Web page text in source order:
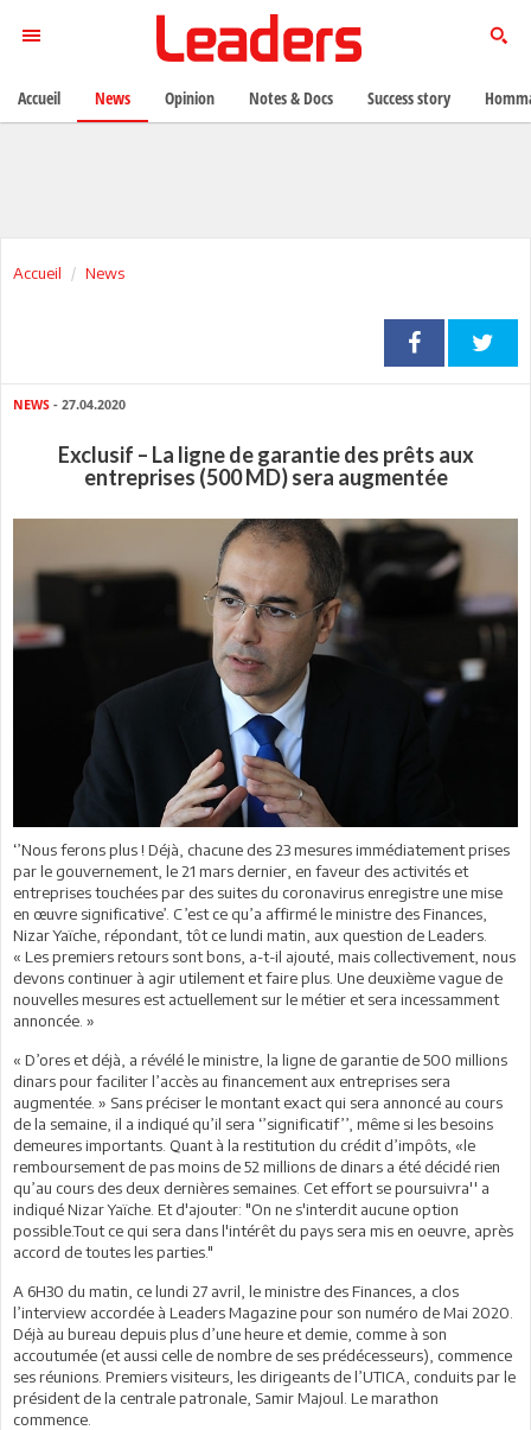
Accueil News
NEWS - 27.04.2020
Exclusif – La ligne de garantie des prêts aux
entreprises (500 MD) sera augmentée
‘’Nous ferons plus ! Déjà, chacune des 23 mesures immédiatement prises
par le gouvernement, le 21 mars dernier, en faveur des activités et
entreprises touchées par des suites du coronavirus enregistre une mise
en œuvre significative’. C’est ce qu’a affirmé le ministre des Finances,
Nizar Yaïche, répondant, tôt ce lundi matin, aux question de Leaders.
« Les premiers retours sont bons, a-t-il ajouté, mais collectivement, nous
devons continuer à agir utilement et faire plus. Une deuxième vague de
nouvelles mesures est actuellement sur le métier et sera incessamment
annoncée. »
« D’ores et déjà, a révélé le ministre, la ligne de garantie de 500 millions
dinars pour faciliter l’accès au financement aux entreprises sera
augmentée. » Sans préciser le montant exact qui sera annoncé au cours
de la semaine, il a indiqué qu’il sera ‘’significatif’’, même si les besoins
demeures importants. Quant à la restitution du crédit d’impôts, «le
remboursement de pas moins de 52 millions de dinars a été décidé rien
qu’au cours des deux dernières semaines. Cet effort se poursuivra'' a
indiqué Nizar Yaïche. Et d'ajouter: "On ne s'interdit aucune option
possible.Tout ce qui sera dans l'intérêt du pays sera mis en oeuvre, après
accord de toutes les parties."
A 6H30 du matin, ce lundi 27 avril, le ministre des Finances, a clos
l’interview accordée à Leaders Magazine pour son numéro de Mai 2020.
Déjà au bureau depuis plus d’une heure et demie, comme à son
accoutumée (et aussi celle de nombre de ses prédécesseurs), commence
ses réunions. Premiers visiteurs, les dirigeants de l’UTICA, conduits par le
président de la centrale patronale, Samir Majoul. Le marathon
commence.
Accueil News Opinion Notes & Docs Success story